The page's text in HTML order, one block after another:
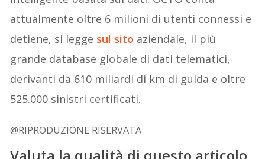
attualmente oltre 6 milioni di utenti connessi e
detiene, si legge sul sito aziendale, il più
grande database globale di dati telematici,
derivanti da 610 miliardi di km di guida e oltre
525.000 sinistri certificati.
@RIPRODUZIONE RISERVATA
Valuta la qualità di questo articolo